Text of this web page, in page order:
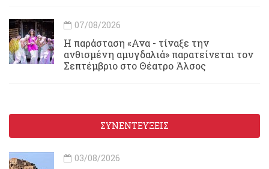
07/08/2026
Η παράσταση «Ανα - τίναξε την
ανθισμένη αμυγδαλιά» παρατείνεται τον
Σεπτέμβριο στο Θέατρο Άλσος
ΣΥΝΕΝΤΕΥΞΕΙΣ
03/08/2026